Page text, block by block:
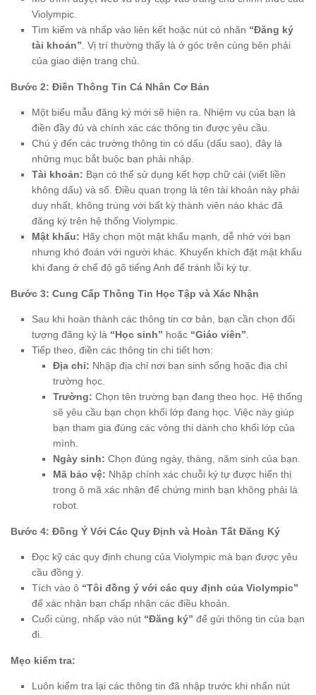
Violympic.
Tìm kiếm và nhấp vào liên kết hoặc nút có nhãn “Đăng ký
tài khoản” . Vị trí thường thấy là ở góc trên cùng bên phải
của giao diện trang chủ.
Bước 2: Điền Thông Tin Cá Nhân Cơ Bản
Một biểu mẫu đăng ký mới sẽ hiện ra. Nhiệm vụ của bạn là
điền đầy đủ và chính xác các thông tin được yêu cầu.
Chú ý đến các trường thông tin có dấu (dấu sao), đây là
những mục bắt buộc bạn phải nhập.
Tài khoản: Bạn có thể sử dụng kết hợp chữ cái (viết liền
không dấu) và số. Điều quan trọng là tên tài khoản này phải
duy nhất, không trùng với bất kỳ thành viên nào khác đã
đăng ký trên hệ thống Violympic.
Mật khẩu: Hãy chọn một mật khẩu mạnh, dễ nhớ với bạn
nhưng khó đoán với người khác. Khuyến khích đặt mật khẩu
khi đang ở chế độ gõ tiếng Anh để tránh lỗi ký tự.
Bước 3: Cung Cấp Thông Tin Học Tập và Xác Nhận
Sau khi hoàn thành các thông tin cơ bản, bạn cần chọn đối
tượng đăng ký là “Học sinh” hoặc “Giáo viên”.
Tiếp theo, điền các thông tin chi tiết hơn:
Địa chỉ: Nhập địa chỉ nơi bạn sinh sống hoặc địa chỉ
trường học.
Trường: Chọn tên trường bạn đang theo học. Hệ thống
sẽ yêu cầu bạn chọn khối lớp đang học. Việc này giúp
bạn tham gia đúng các vòng thi dành cho khối lớp của
mình.
Ngày sinh: Chọn đúng ngày, tháng, năm sinh của bạn.
Mã bảo vệ: Nhập chính xác chuỗi ký tự được hiển thị
trong ô mã xác nhận để chứng minh bạn không phải là
robot.
Bước 4: Đồng Ý Với Các Quy Định và Hoàn Tất Đăng Ký
Đọc kỹ các quy định chung của Violympic mà bạn được yêu
cầu đồng ý.
Tích vào ô “Tôi đồng ý với các quy định của Violympic”
để xác nhận bạn chấp nhận các điều khoản.
Cuối cùng, nhấp vào nút “Đăng ký” để gửi thông tin của bạn
đi.
Mẹo kiểm tra:
Luôn kiểm tra lại các thông tin đã nhập trước khi nhấn nút